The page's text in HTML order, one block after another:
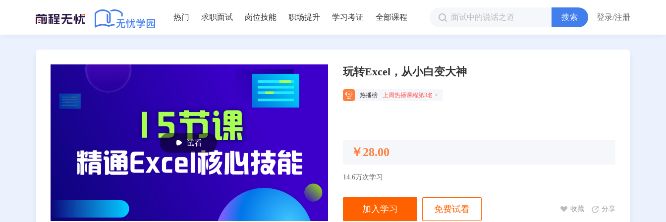
热门 求职面试 岗位技能 职场提升 学习考证 全部课程 登录/注册
搜索
玩转Excel，从小白变大神
热播榜 上周热播课程第3名 >
￥28.00
14.6万次学习
加入学习 免费试看 收藏 分享